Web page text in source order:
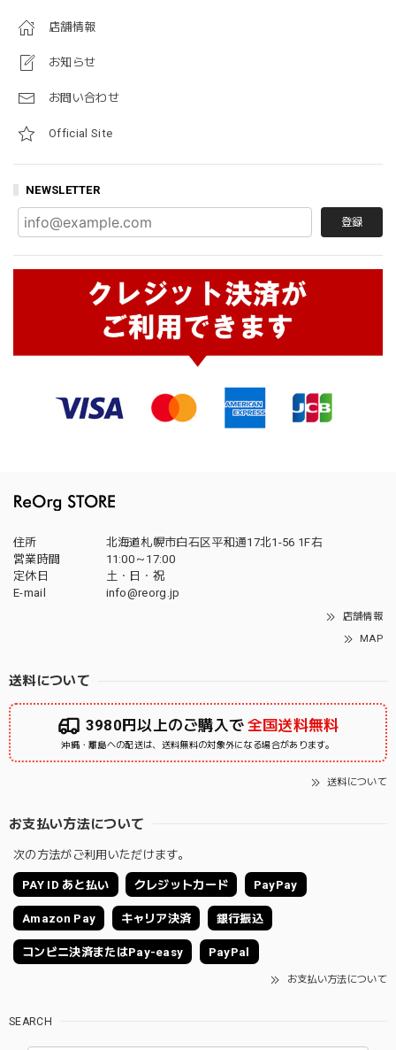
店舗情報
お知らせ
お問い合わせ
Official Site
NEWSLETTER
登録
住所
北海道札幌市白石区平和通17北1-56 1F右
営業時間
11:00～17:00
定休日
土・日・祝
E-mail
info@reorg.jp
店舗情報
MAP
送料について
3980円以上のご購入で 全国送料無料
沖縄・離島への配送は、送料無料の対象外になる場合があります。
送料について
お支払い方法について
次の方法がご利用いただけます。
PAY ID あと払い クレジットカード PayPay
Amazon Pay キャリア決済 銀行振込
コンビニ決済またはPay-easy PayPal
お支払い方法について
SEARCH